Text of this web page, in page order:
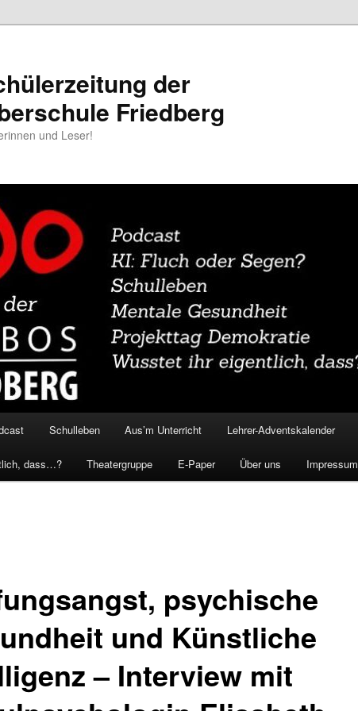
der
Friedberg
und Leser!
Schulleben Aus’m Unterricht Lehrer-Adventskalender
dass…? Theatergruppe E-Paper Über uns Impressum
psychische
und Künstliche
– Interview mit